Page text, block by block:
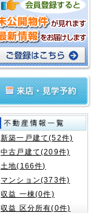
新築一戸建て(52件)
中古戸建て(209件)
土地(166件)
マンション(373件)
収益 一棟(0件)
収益 区分所有(0件)